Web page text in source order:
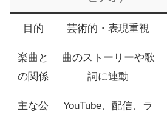
目的 芸術的・表現重視
楽曲と
の関係
曲のストーリーや歌
詞に連動
主な公
YouTube、配信、ラ